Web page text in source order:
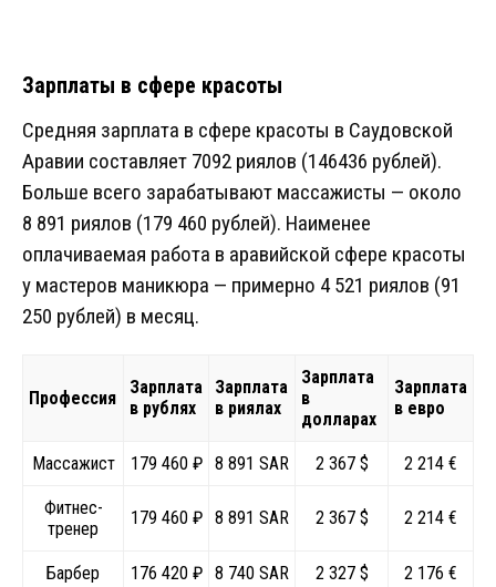
Зарплаты в сфере красоты
Средняя зарплата в сфере красоты в Саудовской
Аравии составляет 7092 риялов (146436 рублей).
Больше всего зарабатывают массажисты — около
8 891 риялов (179 460 рублей). Наименее
оплачиваемая работа в аравийской сфере красоты
у мастеров маникюра — примерно 4 521 риялов (91
250 рублей) в месяц.
Профессия
Зарплата
в рублях
Зарплата
в риялах
Зарплата
в
долларах
Зарплата
в евро
Массажист 179 460 ₽ 8 891 SAR 2 367 $ 2 214 €
Фитнес-
тренер
179 460 ₽ 8 891 SAR 2 367 $ 2 214 €
Барбер 176 420 ₽ 8 740 SAR 2 327 $ 2 176 €